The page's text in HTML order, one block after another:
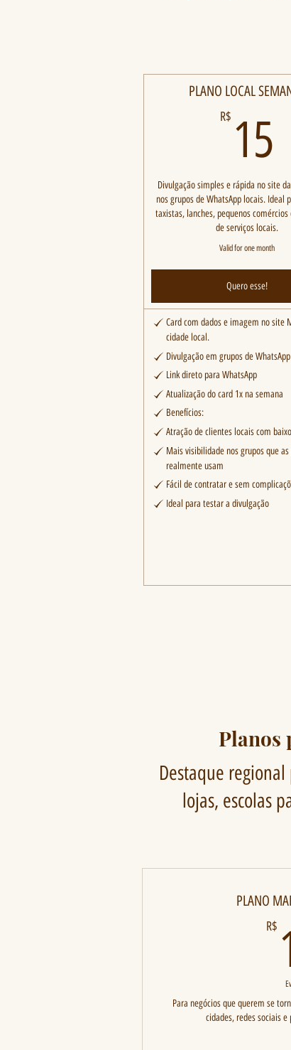
PLANO LOCAL
R$ 15
Divulgação simples e rápida no site
nos grupos de WhatsApp locais. Ideal
taxistas, lanches, pequenos
de serviços locais.
Valid for one month
Quero esse!
Card com dados e imagem no site
cidade local.
Divulgação em grupos de
Link direto para WhatsApp
Atualização do card 1x na semana
Benefícios:
Atração de clientes locais com
Mais visibilidade nos grupos que as
realmente usam
Fácil de contratar e sem
Ideal para testar a divulgação
Planos
Destaque
lojas, escolas
PLANO
R$
Para negócios que querem se
cidades, redes sociais